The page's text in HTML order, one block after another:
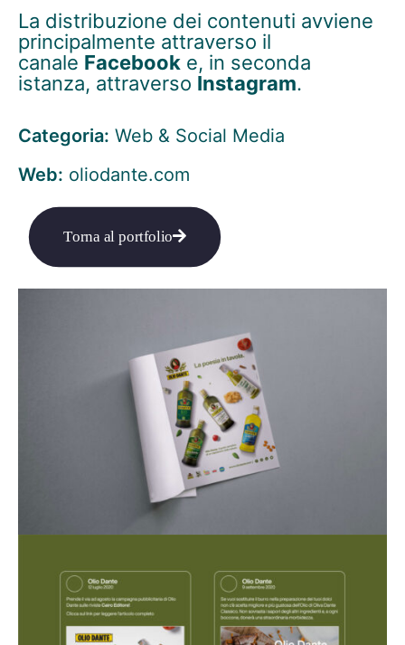
La distribuzione dei contenuti avviene
principalmente attraverso il
canale Facebook e, in seconda
istanza, attraverso Instagram.
Categoria: Web & Social Media
Web: oliodante.com
Torna al portfolio